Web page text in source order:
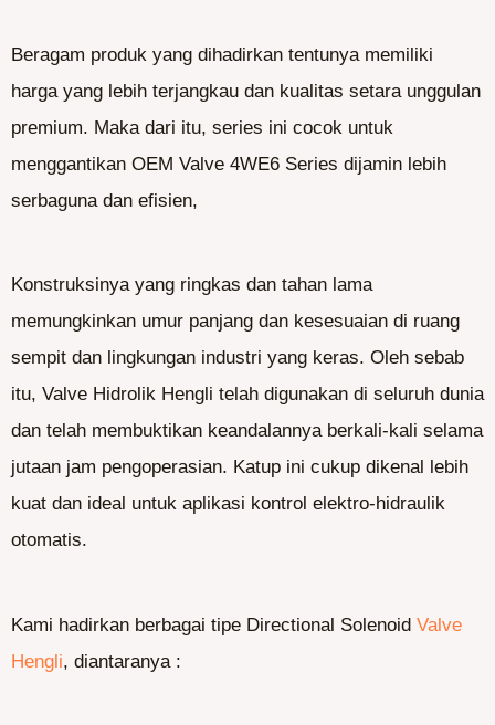
Beragam produk yang dihadirkan tentunya memiliki
harga yang lebih terjangkau dan kualitas setara unggulan
premium. Maka dari itu, series ini cocok untuk
menggantikan OEM Valve 4WE6 Series dijamin lebih
serbaguna dan efisien,
Konstruksinya yang ringkas dan tahan lama
memungkinkan umur panjang dan kesesuaian di ruang
sempit dan lingkungan industri yang keras. Oleh sebab
itu, Valve Hidrolik Hengli telah digunakan di seluruh dunia
dan telah membuktikan keandalannya berkali-kali selama
jutaan jam pengoperasian. Katup ini cukup dikenal lebih
kuat dan ideal untuk aplikasi kontrol elektro-hidraulik
otomatis.
Kami hadirkan berbagai tipe Directional Solenoid Valve
Hengli, diantaranya :